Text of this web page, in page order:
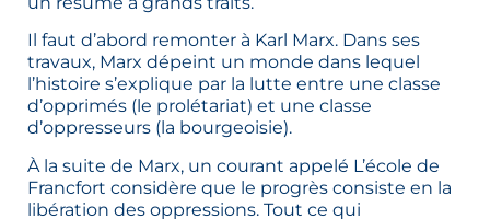
Il faut d’abord remonter à Karl Marx. Dans ses
travaux, Marx dépeint un monde dans lequel
l’histoire s’explique par la lutte entre une classe
d’opprimés (le prolétariat) et une classe
d’oppresseurs (la bourgeoisie).
À la suite de Marx, un courant appelé L’école de
Francfort considère que le progrès consiste en la
libération des oppressions. Tout ce qui